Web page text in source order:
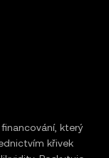
který
křivek